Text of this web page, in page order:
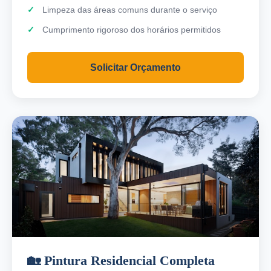
Limpeza das áreas comuns durante o serviço
Cumprimento rigoroso dos horários permitidos
Solicitar Orçamento
🏡 Pintura Residencial Completa